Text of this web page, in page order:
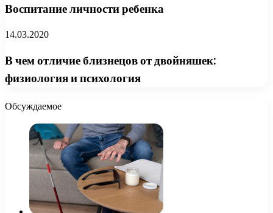
Воспитание личности ребенка
14.03.2020
В чем отличие близнецов от двойняшек:
физиология и психология
Обсуждаемое